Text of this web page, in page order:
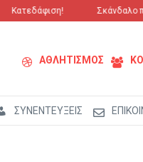
Κατεδάφιση! Σκάνδαλο
ΑΘΛΗΤΙΣΜΟΣ
ΣΥΝΕΝΤΕΥΞΕΙΣ